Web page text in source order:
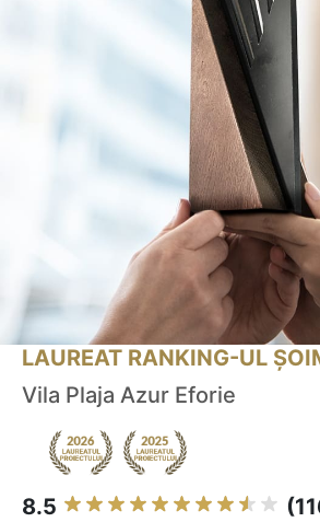
LAUREAT RANKING-UL
Vila Plaja Azur Eforie
8.5